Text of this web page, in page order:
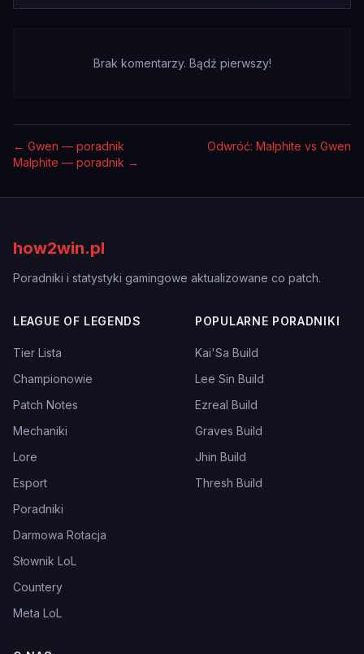
Brak komentarzy. Bądź pierwszy!
← Gwen — poradnik
Odwróć: Malphite vs Gwen
Malphite — poradnik →
how2win.pl
Poradniki i statystyki gamingowe aktualizowane co patch.
LEAGUE OF LEGENDS
Tier Lista
Championowie
Patch Notes
Mechaniki
Lore
Esport
Poradniki
Darmowa Rotacja
Słownik LoL
Countery
Meta LoL
POPULARNE PORADNIKI
Kai'Sa Build
Lee Sin Build
Ezreal Build
Graves Build
Jhin Build
Thresh Build